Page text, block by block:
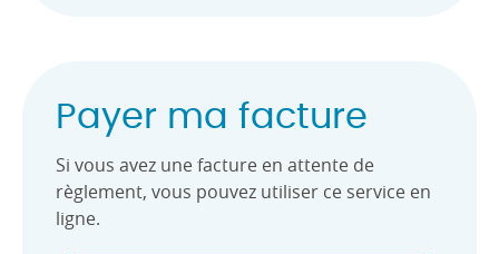
Payer ma facture
Si vous avez une facture en attente de
règlement, vous pouvez utiliser ce service en
ligne.